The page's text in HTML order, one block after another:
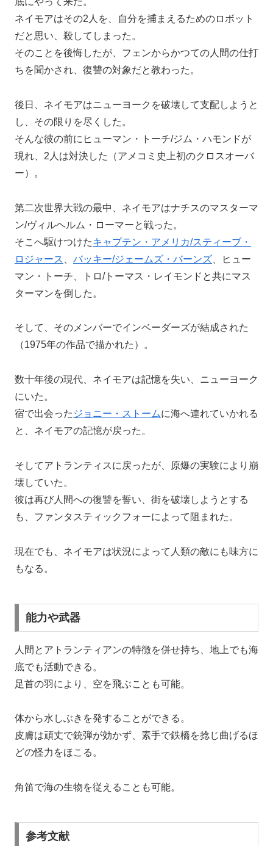
ネイモアはその2人を、自分を捕まえるためのロボット
だと思い、殺してしまった。
そのことを後悔したが、フェンからかつての人間の仕打
ちを聞かされ、復讐の対象だと教わった。
後日、ネイモアはニューヨークを破壊して支配しようと
し、その限りを尽くした。
そんな彼の前にヒューマン・トーチ/ジム・ハモンドが
現れ、2人は対決した（アメコミ史上初のクロスオーバ
ー）。
第二次世界大戦の最中、ネイモアはナチスのマスターマ
ン/ヴィルヘルム・ローマーと戦った。
そこへ駆けつけたキャプテン・アメリカ/スティーブ・
ロジャース
バッキー/ジェームズ・バーンズ 、ヒュー
マン・トーチ、トロ/トーマス・レイモンドと共にマス
ターマンを倒した。
そして、そのメンバーでインベーダーズが結成された
（1975年の作品で描かれた）。
数十年後の現代、ネイモアは記憶を失い、ニューヨーク
にいた。
宿で出会った ジョニー・ストームに海へ連れていかれる
と、ネイモアの記憶が戻った。
そしてアトランティスに戻ったが、原爆の実験により崩
壊していた。
彼は再び人間への復讐を誓い、街を破壊しようとする
も、ファンタスティックフォーによって阻まれた。
現在でも、ネイモアは状況によって人類の敵にも味方に
もなる。
能力や武器
人間とアトランティアンの特徴を併せ持ち、地上でも海
底でも活動できる。
足首の羽により、空を飛ぶことも可能。
体から水しぶきを発することができる。
皮膚は頑丈で銃弾が効かず、素手で鉄橋を捻じ曲げるほ
どの怪力をほこる。
角笛で海の生物を従えることも可能。
参考文献